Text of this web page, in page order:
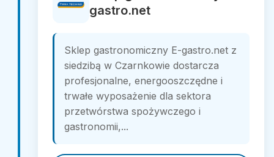
gastro.net
Sklep gastronomiczny E-gastro.net z
siedzibą w Czarnkowie dostarcza
profesjonalne, energooszczędne i
trwałe wyposażenie dla sektora
przetwórstwa spożywczego i
gastronomii,...